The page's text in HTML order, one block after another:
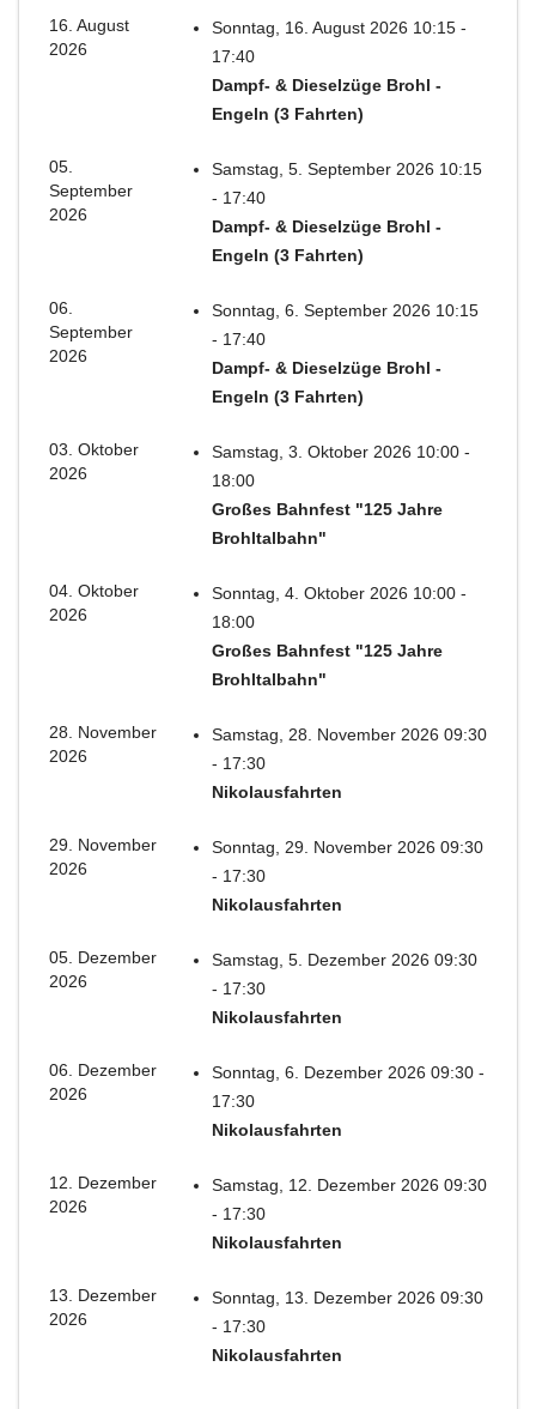
16. August
2026
Sonntag, 16. August 2026 10:15 -
17:40
Dampf- & Dieselzüge Brohl -
Engeln (3 Fahrten)
05.
September
2026
Samstag, 5. September 2026 10:15
- 17:40
Dampf- & Dieselzüge Brohl -
Engeln (3 Fahrten)
06.
September
2026
Sonntag, 6. September 2026 10:15
- 17:40
Dampf- & Dieselzüge Brohl -
Engeln (3 Fahrten)
03. Oktober
2026
Samstag, 3. Oktober 2026 10:00 -
18:00
Großes Bahnfest "125 Jahre
Brohltalbahn"
04. Oktober
2026
Sonntag, 4. Oktober 2026 10:00 -
18:00
Großes Bahnfest "125 Jahre
Brohltalbahn"
28. November
2026
Samstag, 28. November 2026 09:30
- 17:30
Nikolausfahrten
29. November
2026
Sonntag, 29. November 2026 09:30
- 17:30
Nikolausfahrten
05. Dezember
2026
Samstag, 5. Dezember 2026 09:30
- 17:30
Nikolausfahrten
06. Dezember
2026
Sonntag, 6. Dezember 2026 09:30 -
17:30
Nikolausfahrten
12. Dezember
2026
Samstag, 12. Dezember 2026 09:30
- 17:30
Nikolausfahrten
13. Dezember
2026
Sonntag, 13. Dezember 2026 09:30
- 17:30
Nikolausfahrten